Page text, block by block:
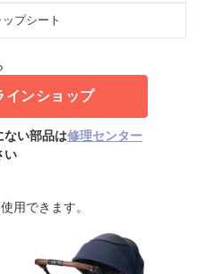
プシート
インショップ
ない部品は修理センター
い
用できます。